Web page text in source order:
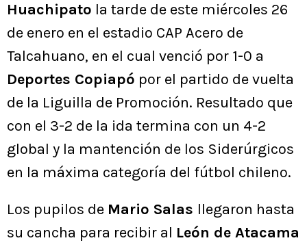
Huachipato la tarde de este miércoles 26
de enero en el estadio CAP Acero de
Talcahuano, en el cual venció por 1-0 a
Deportes Copiapó por el partido de vuelta
de la Liguilla de Promoción. Resultado que
con el 3-2 de la ida termina con un 4-2
global y la mantención de los Siderúrgicos
en la máxima categoría del fútbol chileno.
Los pupilos de Mario Salas llegaron hasta
su cancha para recibir al León de Atacama